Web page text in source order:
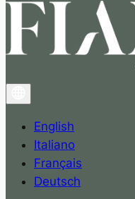
English
Italiano
Français
Deutsch